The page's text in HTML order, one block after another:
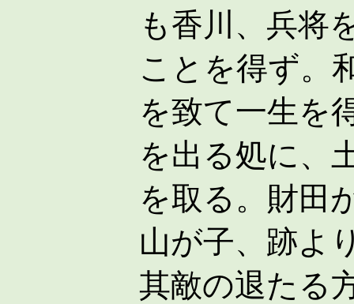
も香川、兵将
ことを得ず。
を致て一生を
を出る処に、
を取る。財田
山が子、跡よ
其敵の退たる